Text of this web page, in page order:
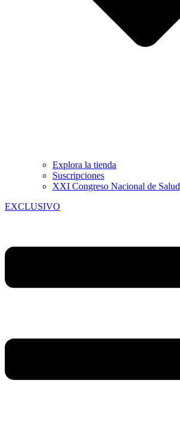
Explora la tienda
Suscripciones
XXI Congreso Nacional de Salud
EXCLUSIVO